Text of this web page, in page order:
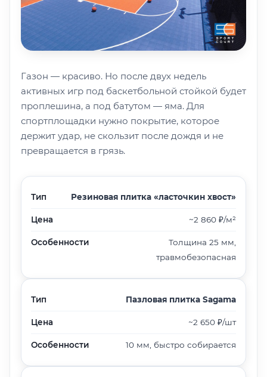
Газон — красиво. Но после двух недель
активных игр под баскетбольной стойкой будет
проплешина, а под батутом — яма. Для
спортплощадки нужно покрытие, которое
держит удар, не скользит после дождя и не
превращается в грязь.
Тип Резиновая плитка «ласточкин хвост»
Цена ~2 860 ₽/м²
Особенности
Толщина 25 мм,
травмобезопасная
Тип Пазловая плитка Sagama
Цена ~2 650 ₽/шт
Особенности 10 мм, быстро собирается